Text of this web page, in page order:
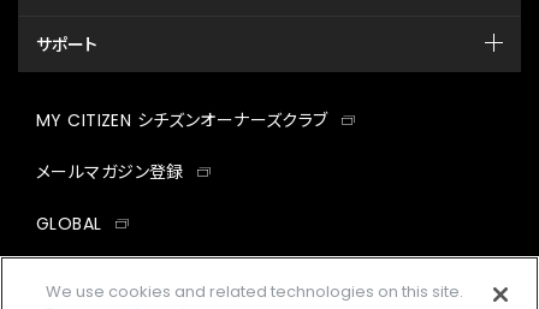
サポート
MY CITIZEN シチズンオーナーズクラブ
メールマガジン登録
GLOBAL
facebookinstagramtwitter
We use cookies and related technologies on this site.